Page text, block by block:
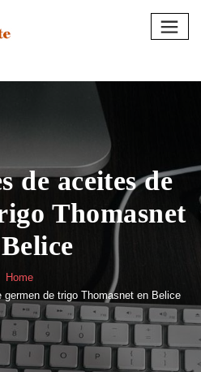
de aceites de
Thomasnet
Home
de trigo Thomasnet en Belice